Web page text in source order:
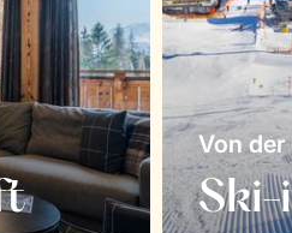
Von